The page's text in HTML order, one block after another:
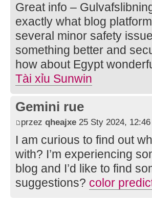
Great info –
exactly what blog
several minor safety
something better and
how about Egypt
Tài xỉu Sunwin
Gemini rue
przez qheajxe 25 Sty 2024, 12:46
I am curious to find out
with? I’m experiencing
blog and I’d like to find
suggestions? color